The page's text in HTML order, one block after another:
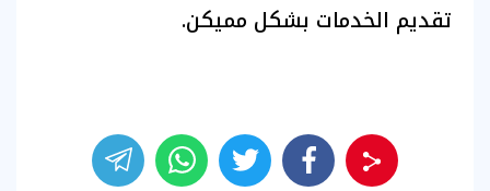
تقديم الخدمات بشكل مميكن.